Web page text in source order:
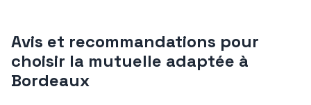
Avis et recommandations pour
choisir la mutuelle adaptée à
Bordeaux